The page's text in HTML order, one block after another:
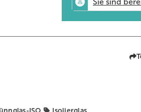
der reinen Produktqualität, die
Fertigung, ein guter Service, die
unseres Isolierglas-Partners
ein Fensterbauer auf Dünngläser